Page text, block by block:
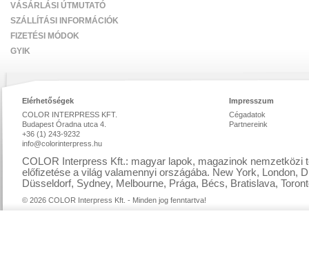
VÁSÁRLÁSI ÚTMUTATÓ
SZÁLLÍTÁSI INFORMÁCIÓK
FIZETÉSI MÓDOK
GYIK
Elérhetőségek
COLOR INTERPRESS KFT.
Budapest Óradna utca 4.
+36 (1) 243-9232
info@colorinterpress.hu
Impresszum
Cégadatok
Partnereink
COLOR Interpress Kft.: magyar lapok, magazinok nemzetközi
előfizetése a világ valamennyi országába. New York, London,
Düsseldorf, Sydney, Melbourne, Prága, Bécs, Bratislava,
© 2026 COLOR Interpress Kft. - Minden jog fenntartva!